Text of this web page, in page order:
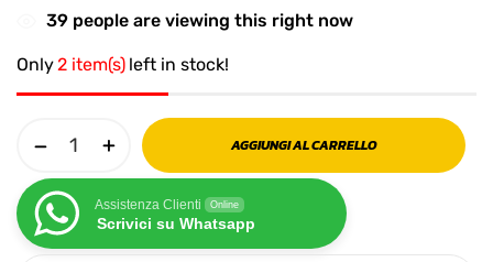
39 people are viewing this right now
Only2 item(s) left in stock!
AGGIUNGI AL CARRELLO
Assistenza Clienti Online
Scrivici su Whatsapp